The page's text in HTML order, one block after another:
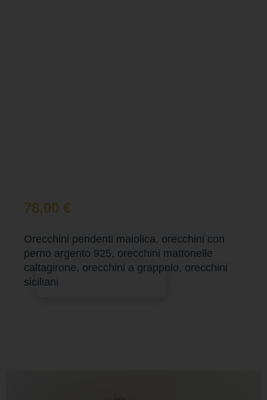
78,00 €
Orecchini pendenti maiolica, orecchini con
perno argento 925, orecchini mattonelle
caltagirone, orecchini a grappolo, orecchini
sicilianiAggiungi al carrello